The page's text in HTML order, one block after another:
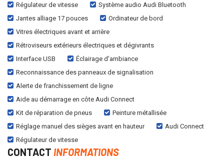
Régulateur de vitesse
Système audio Audi Bluetooth
Jantes alliage 17 pouces
Ordinateur de bord
Vitres électriques avant et arrière
Rétroviseurs extérieurs électriques et dégivrants
Interface USB
Éclairage d’ambiance
Reconnaissance des panneaux de signalisation
Alerte de franchissement de ligne
Aide au démarrage en côte Audi Connect
Kit de réparation de pneus
Peinture métallisée
Réglage manuel des sièges avant en hauteur
Audi Connect
Régulateur de vitesse
CONTACT INFORMATIONS